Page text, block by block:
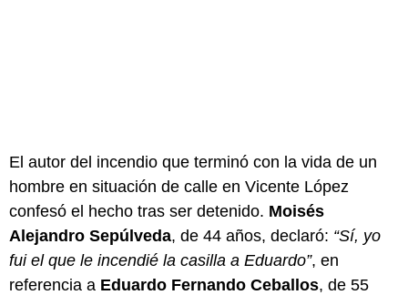
El autor del incendio que terminó con la vida de un
hombre en situación de calle en Vicente López
confesó el hecho tras ser detenido. Moisés
Alejandro Sepúlveda, de 44 años, declaró: “Sí, yo
fui el que le incendié la casilla a Eduardo”, en
referencia a Eduardo Fernando Ceballos, de 55